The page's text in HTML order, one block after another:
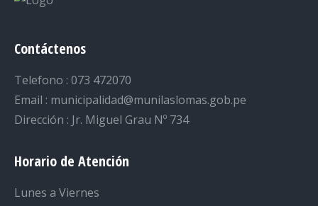
Contáctenos
Telefono : 073 472070
Email : municipalidad@munilaslomas.gob.pe
Dirección : Jr. Miguel Grau Nº 734
Horario de Atención
Lunes a Viernes